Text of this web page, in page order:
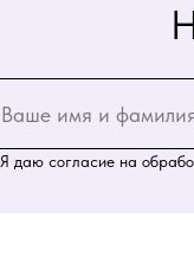
Я даю согласие на